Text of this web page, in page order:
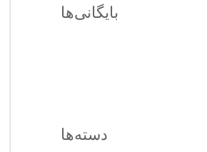
بایگانی‌ها
دسته‌ها